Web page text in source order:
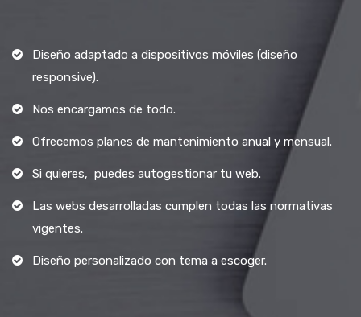
Diseño adaptado a dispositivos móviles (diseño
responsive).
Nos encargamos de todo.
Ofrecemos planes de mantenimiento anual y mensual.
Si quieres, puedes autogestionar tu web.
Las webs desarrolladas cumplen todas las normativas
vigentes.
Diseño personalizado con tema a escoger.